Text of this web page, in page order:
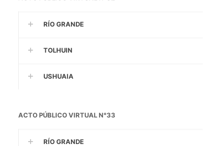
RÍO GRANDE
TOLHUIN
USHUAIA
ACTO PÚBLICO VIRTUAL N°33
RÍO GRANDE